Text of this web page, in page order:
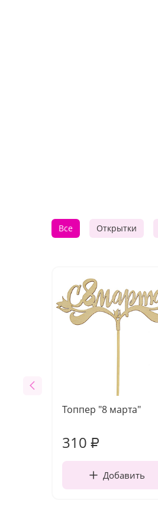
Все Открытки
Топпер "8 марта"
310 ₽
Добавить